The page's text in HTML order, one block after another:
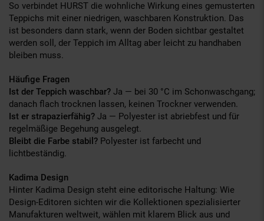
So verbindet HURST die wohnliche Wirkung eines gemusterten
Teppichs mit einer niedrigen, waschbaren Konstruktion. Das
ist besonders dann stark, wenn der Boden sichtbar gestaltet
werden soll, der Teppich im Alltag aber leicht zu handhaben
bleiben muss.
Häufige Fragen
Ist der Teppich waschbar? Ja — bei 30 °C im Schonwaschgang;
danach flach trocknen lassen, keinen Trockner verwenden.
Ist er strapazierfähig? Ja — Polyester ist abriebfest und für
regelmäßige Begehung ausgelegt.
Bleibt die Farbe stabil? Polyester ist farbecht und
lichtbeständig.
Kadima Design
Hinter Kadima Design steht eine editorische Haltung: Wie
Design-Editoren sichten wir die Kollektionen spezialisierter
Manufakturen weltweit, wählen mit klarem Blick aus und